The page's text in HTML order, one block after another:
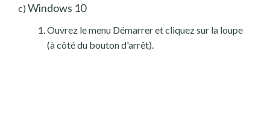
c) Windows 10
Ouvrez le menu Démarrer et cliquez sur la loupe
(à côté du bouton d'arrêt).